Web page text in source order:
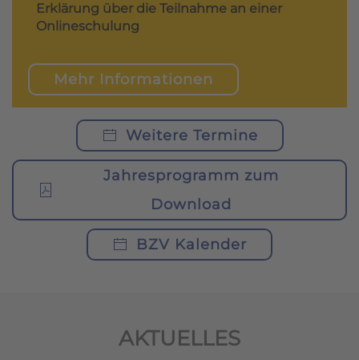
Erklärung über die Teilnahme an einer
Onlineschulung
Mehr Informationen
Weitere Termine
Jahresprogramm zum
Download
BZV Kalender
AKTUELLES